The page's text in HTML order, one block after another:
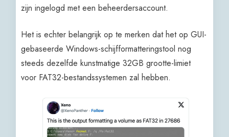
zijn ingelogd met een beheerdersaccount.
Het is echter belangrijk op te merken dat het op GUI-
gebaseerde Windows-schijfformatteringstool nog
steeds dezelfde kunstmatige 32GB grootte-limiet
voor FAT32-bestandssystemen zal hebben.